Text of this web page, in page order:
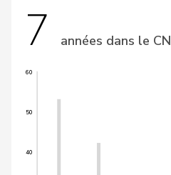
7 années dans le CN
40
50
60